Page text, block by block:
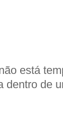
está
dentro de